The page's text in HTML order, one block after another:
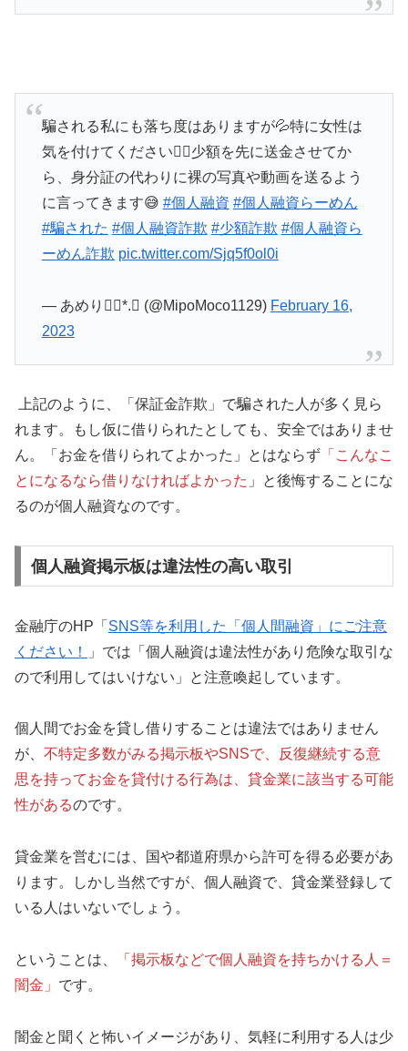
騙される私にも落ち度はありますが💦特に女性は
気を付けてください🙇‍♀️少額を先に送金させてか
ら、身分証の代わりに裸の写真や動画を送るよう
に言ってきます😅 #個人融資 #個人融資らーめん
#騙された #個人融資詐欺 #少額詐欺 #個人融資ら
ーめん詐欺 pic.twitter.com/Sjq5f0ol0i
— あめり❁⃘*.ﾟ (@MipoMoco1129) February 16,
2023
上記のように、「保証金詐欺」で騙された人が多く見ら
れます。もし仮に借りられたとしても、安全ではありませ
ん。「お金を借りられてよかった」とはならず 「こんなこ
とになるなら借りなければよかった 」と後悔することにな
るのが個人融資なのです。
個人融資掲示板は違法性の高い取引
金融庁のHP「 SNS等を利用した「個人間融資」にご注意
ください！
」では「個人融資は違法性があり危険な取引な
ので利用してはいけない」と注意喚起しています。
個人間でお金を貸し借りすることは違法ではありません
が、 不特定多数がみる掲示板やSNSで、反復継続する意
思を持ってお金を貸付ける行為は、貸金業に該当する可能
性があるのです。
貸金業を営むには、国や都道府県から許可を得る必要があ
ります。しかし当然ですが、個人融資で、貸金業登録して
いる人はいないでしょう。
ということは、
「掲示板などで個人融資を持ちかける人＝
闇金」 です。
闇金と聞くと怖いイメージがあり、気軽に利用する人は少